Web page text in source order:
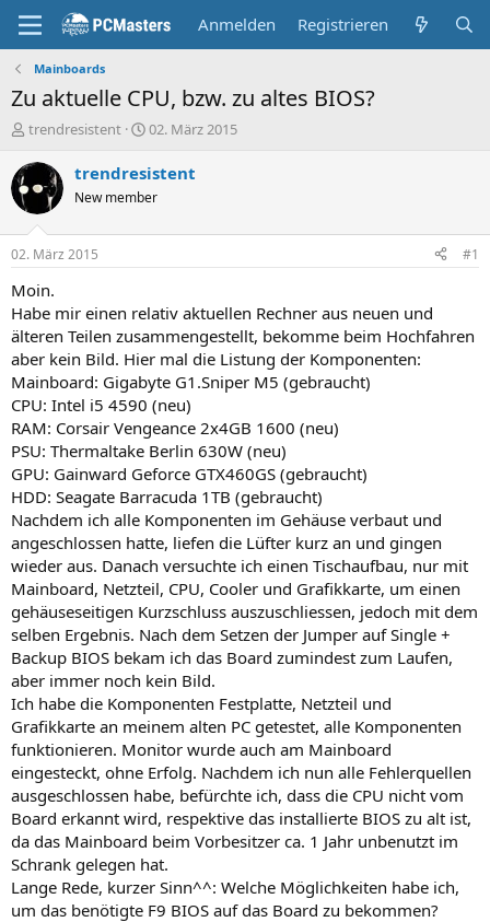
Anmelden Registrieren
Mainboards
Zu aktuelle CPU, bzw. zu altes BIOS?
E
s
t
e
r
trendresistent
E
s
e
t
m
02. März 2015
trendresistent
New member
02. März 2015 #1
Moin.
Habe mir einen relativ aktuellen Rechner aus neuen und
älteren Teilen zusammengestellt, bekomme beim Hochfahren
aber kein Bild. Hier mal die Listung der Komponenten:
Mainboard: Gigabyte G1.Sniper M5 (gebraucht)
CPU: Intel i5 4590 (neu)
RAM: Corsair Vengeance 2x4GB 1600 (neu)
PSU: Thermaltake Berlin 630W (neu)
GPU: Gainward Geforce GTX460GS (gebraucht)
HDD: Seagate Barracuda 1TB (gebraucht)
Nachdem ich alle Komponenten im Gehäuse verbaut und
angeschlossen hatte, liefen die Lüfter kurz an und gingen
wieder aus. Danach versuchte ich einen Tischaufbau, nur mit
Mainboard, Netzteil, CPU, Cooler und Grafikkarte, um einen
gehäuseseitigen Kurzschluss auszuschliessen, jedoch mit dem
selben Ergebnis. Nach dem Setzen der Jumper auf Single +
Backup BIOS bekam ich das Board zumindest zum Laufen,
aber immer noch kein Bild.
Ich habe die Komponenten Festplatte, Netzteil und
Grafikkarte an meinem alten PC getestet, alle Komponenten
funktionieren. Monitor wurde auch am Mainboard
eingesteckt, ohne Erfolg. Nachdem ich nun alle Fehlerquellen
ausgeschlossen habe, befürchte ich, dass die CPU nicht vom
Board erkannt wird, respektive das installierte BIOS zu alt ist,
da das Mainboard beim Vorbesitzer ca. 1 Jahr unbenutzt im
Schrank gelegen hat.
Lange Rede, kurzer Sinn^^: Welche Möglichkeiten habe ich,
um das benötigte F9 BIOS auf das Board zu bekommen?